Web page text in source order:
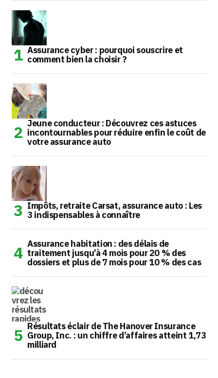
Assurance cyber : pourquoi souscrire et
comment bien la choisir ?
Jeune conducteur : Découvrez ces astuces
incontournables pour réduire enfin le coût de
votre assurance auto
Impôts, retraite Carsat, assurance auto : Les
3 indispensables à connaître
Assurance habitation : des délais de
traitement jusqu’à 4 mois pour 20 % des
dossiers et plus de 7 mois pour 10 % des cas
Résultats éclair de The Hanover Insurance
Group, Inc. : un chiffre d’affaires atteint 1,73
milliard